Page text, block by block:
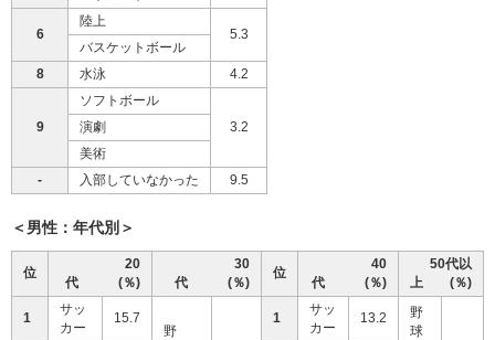
6
陸上
5.3
バスケットボール
8
水泳 4.2
9
ソフトボール
3.2
演劇
美術
-
入部していなかった 9.5
＜男性：年代別＞
位
20
代 (％)
30
代 (％)
位
40
代 (％)
50代以
上 (％)
1
サッ
カー
15.7
野
1
サッ
カー
13.2
野
球